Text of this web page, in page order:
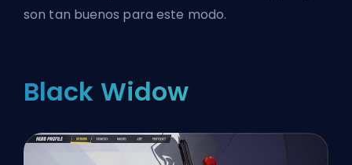
son tan buenos para este modo.
Black Widow